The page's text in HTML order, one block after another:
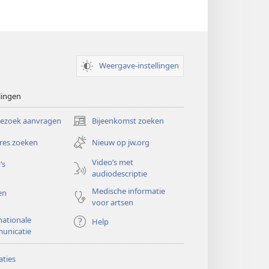
Weergave-instellingen
aanvragen Bijeenkomst zoeken
(opent
nieuw
venster)
zoeken
Nieuw op jw.org
Video’s met
audiodescriptie
Medische informatie
voor artsen
Help